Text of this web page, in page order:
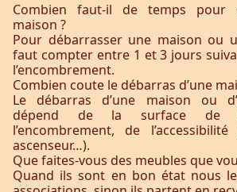
Combien faut-il de temps pour
maison ?
Pour débarrasser une maison ou
faut compter entre 1 et 3 jours
l’encombrement.
Combien coute le débarras d’une
Le débarras d’une maison ou
dépend de la surface de
l’encombrement, de
ascenseur…).
Que faites-vous des meubles que
Quand ils sont en bon état nous